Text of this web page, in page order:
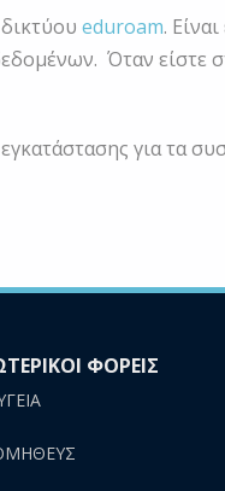
eduroam.
Όταν είστε
για τα
ΦΟΡΕΙΣ